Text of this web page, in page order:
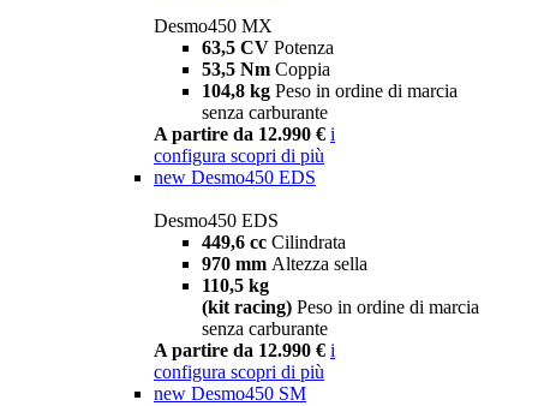
Desmo450 MX
63,5 CV Potenza
53,5 Nm Coppia
104,8 kg Peso in ordine di marcia
senza carburante
A partire da 12.990 € i
configura scopri di più
new Desmo450 EDS
Desmo450 EDS
449,6 cc Cilindrata
970 mm Altezza sella
110,5 kg
(kit racing) Peso in ordine di marcia
senza carburante
A partire da 12.990 € i
configura scopri di più
new Desmo450 SM